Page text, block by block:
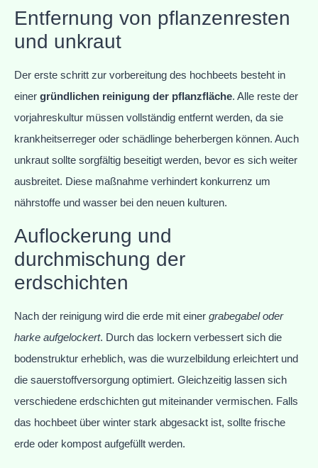
Entfernung von pflanzenresten
und unkraut
Der erste schritt zur vorbereitung des hochbeets besteht in
einer gründlichen reinigung der pflanzfläche. Alle reste der
vorjahreskultur müssen vollständig entfernt werden, da sie
krankheitserreger oder schädlinge beherbergen können. Auch
unkraut sollte sorgfältig beseitigt werden, bevor es sich weiter
ausbreitet. Diese maßnahme verhindert konkurrenz um
nährstoffe und wasser bei den neuen kulturen.
Auflockerung und
durchmischung der
erdschichten
Nach der reinigung wird die erde mit einer grabegabel oder
harke aufgelockert. Durch das lockern verbessert sich die
bodenstruktur erheblich, was die wurzelbildung erleichtert und
die sauerstoffversorgung optimiert. Gleichzeitig lassen sich
verschiedene erdschichten gut miteinander vermischen. Falls
das hochbeet über winter stark abgesackt ist, sollte frische
erde oder kompost aufgefüllt werden.